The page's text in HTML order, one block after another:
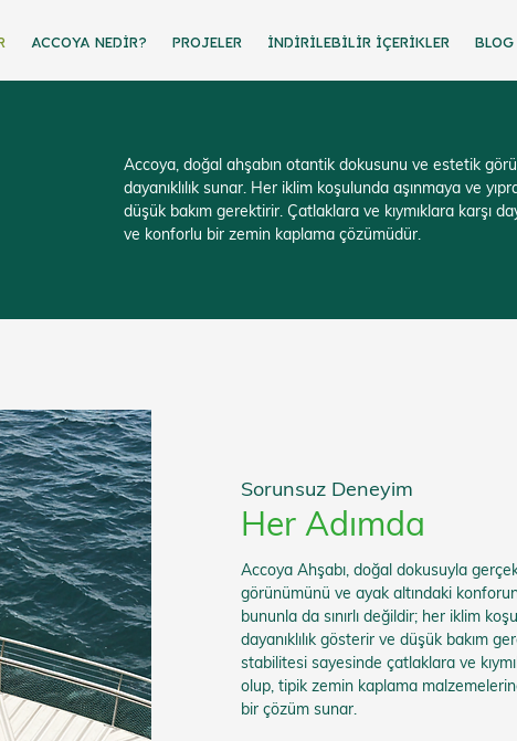
ACCOYA NEDİR? PROJELER İNDİRİLEbİLİR İÇERİKLER bLOG
Accoya, doğal ahşabın otantik dokusunu ve estetik
dayanıklılık sunar. Her iklim koşulunda aşınmaya ve
düşük bakım gerektirir. Çatlaklara ve kıymıklara karşı
ve konforlu bir zemin kaplama çözümüdür.
Sorunsuz Deneyim
Her Adımda
Accoya Ahşabı, doğal dokusuyla
görünümünü ve ayak altındaki
bununla da sınırlı değildir; her iklim
dayanıklılık gösterir ve düşük bakım
stabilitesi sayesinde çatlaklara ve
olup, tipik zemin kaplama
bir çözüm sunar.